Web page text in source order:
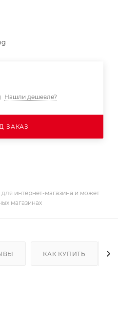
Нашли дешевле?
ЗАКАЗ
интернет-магазина и может
магазинах
КАК КУПИТЬ